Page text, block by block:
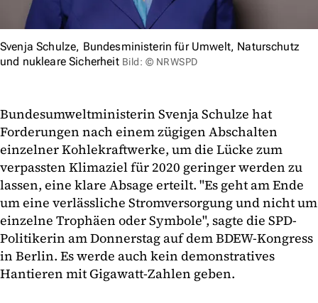
Svenja Schulze, Bundesministerin für Umwelt, Naturschutz
und nukleare Sicherheit Bild: © NRWSPD
Bundesumweltministerin Svenja Schulze hat
Forderungen nach einem zügigen Abschalten
einzelner Kohlekraftwerke, um die Lücke zum
verpassten Klimaziel für 2020 geringer werden zu
lassen, eine klare Absage erteilt. "Es geht am Ende
um eine verlässliche Stromversorgung und nicht um
einzelne Trophäen oder Symbole", sagte die SPD-
Politikerin am Donnerstag auf dem BDEW-Kongress
in Berlin. Es werde auch kein demonstratives
Hantieren mit Gigawatt-Zahlen geben.